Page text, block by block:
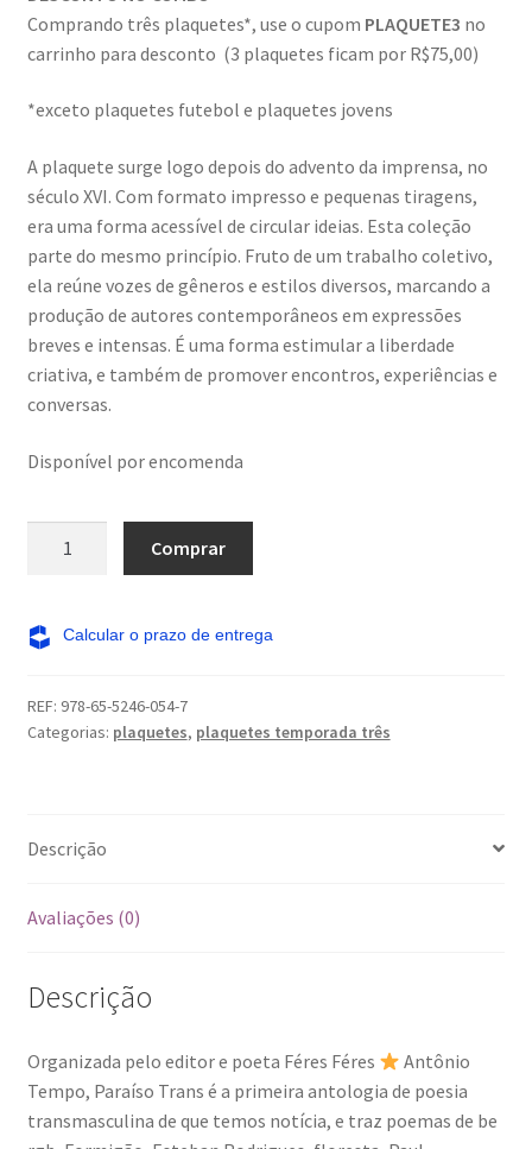
Comprando três plaquetes*, use o cupom PLAQUETE3 no
carrinho para desconto (3 plaquetes ficam por R$75,00)
*exceto plaquetes futebol e plaquetes jovens
A plaquete surge logo depois do advento da imprensa, no
século XVI. Com formato impresso e pequenas tiragens,
era uma forma acessível de circular ideias. Esta coleção
parte do mesmo princípio. Fruto de um trabalho coletivo,
ela reúne vozes de gêneros e estilos diversos, marcando a
produção de autores contemporâneos em expressões
breves e intensas. É uma forma estimular a liberdade
criativa, e também de promover encontros, experiências e
conversas.
Disponível por encomenda
antologia
transmasculina
Comprar
REF: 978-65-5246-054-7
Categorias: plaquetes, plaquetes temporada três
Descrição
Avaliações (0)
Descrição
Organizada pelo editor e poeta Féres Féres
Antônio
Tempo, Paraíso Trans é a primeira antologia de poesia
transmasculina de que temos notícia, e traz poemas de be